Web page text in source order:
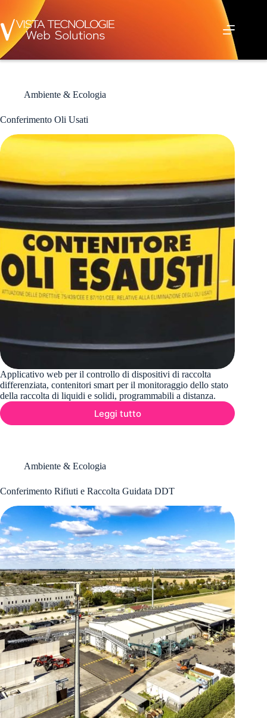
contenuto
Ambiente & Ecologia
Conferimento Oli Usati
Applicativo web per il controllo di dispositivi di raccolta
differenziata, contenitori smart per il monitoraggio dello stato
della raccolta di liquidi e solidi, programmabili a distanza.
Leggi tutto
Conferimento
Ambiente & Ecologia
Conferimento Rifiuti e Raccolta Guidata DDT